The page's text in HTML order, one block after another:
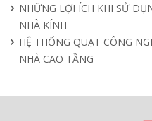
NHỮNG LỢI ÍCH KHI SỬ
NHÀ KÍNH
HỆ THỐNG QUẠT CÔNG
NHÀ CAO TẦNG